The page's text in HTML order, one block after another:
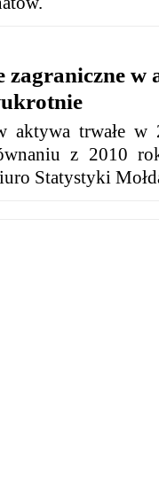
zagraniczne w
aktywa trwałe w
z 2010
Statystyki